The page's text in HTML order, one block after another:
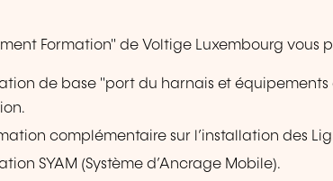
Formation" de Voltige Luxembourg vous
de base "port du harnais et équipements
complémentaire sur l’installation des
SYAM (Système d’Ancrage Mobile).